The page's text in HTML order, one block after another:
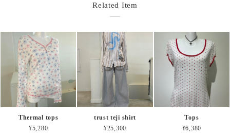
Related Item
Thermal tops
¥5,280
trust teji shirt
¥25,300
Tops
¥6,380